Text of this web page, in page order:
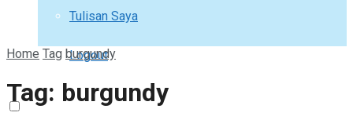
Tulisan Saya
Logout
Home Tag burgundy
Tag: burgundy